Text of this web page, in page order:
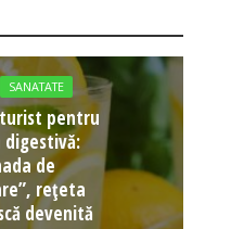
SANATATE
pentru
de
rețeta
devenită